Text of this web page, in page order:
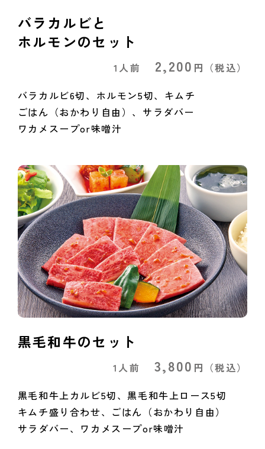
バラカルビと
ホルモンのセット
1人前 2,200 円 （税込）
バラカルビ6切、ホルモン5切、キムチ
ごはん（おかわり自由）、サラダバー
ワカメスープor味噌汁
黒毛和牛のセット
1人前 3,800 円 （税込）
黒毛和牛上カルビ5切、黒毛和牛上ロース5切
キムチ盛り合わせ、ごはん（おかわり自由）
サラダバー、ワカメスープor味噌汁